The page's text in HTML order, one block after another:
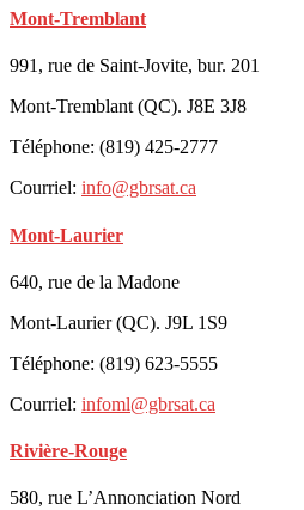
Mont-Tremblant
991, rue de Saint-Jovite, bur. 201
Mont-Tremblant (QC). J8E 3J8
Téléphone: (819) 425-2777
Courriel: info@gbrsat.ca
Mont-Laurier
640, rue de la Madone
Mont-Laurier (QC). J9L 1S9
Téléphone: (819) 623-5555
Courriel: infoml@gbrsat.ca
Rivière-Rouge
580, rue L’Annonciation Nord